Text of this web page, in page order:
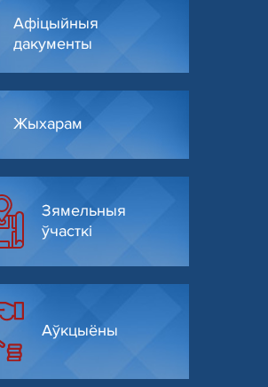
Афіцыйныя
дакументы
Жыхарам
Зямельныя
ўчасткі
Аўкцыёны